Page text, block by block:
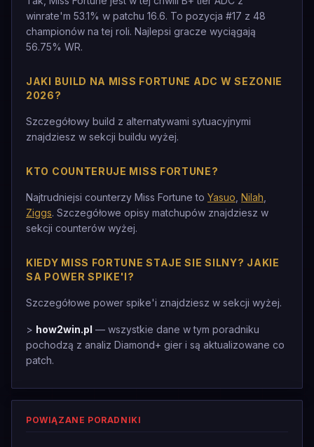
winrate'm 53.1% w patchu 16.6. To pozycja #17 z 48
championów na tej roli. Najlepsi gracze wyciągają
56.75% WR.
JAKI BUILD NA MISS FORTUNE ADC W SEZONIE
2026?
Szczegółowy build z alternatywami sytuacyjnymi
znajdziesz w sekcji buildu wyżej.
KTO COUNTERUJE MISS FORTUNE?
Najtrudniejsi counterzy Miss Fortune to Yasuo Nilah
Ziggs. Szczegółowe opisy matchupów znajdziesz w
sekcji counterów wyżej.
KIEDY MISS FORTUNE STAJE SIE SILNY? JAKIE
SA POWER SPIKE'I?
Szczegółowe power spike'i znajdziesz w sekcji wyżej.
> how2win.pl — wszystkie dane w tym poradniku
pochodzą z analiz Diamond+ gier i są aktualizowane co
patch.
POWIĄZANE PORADNIKI